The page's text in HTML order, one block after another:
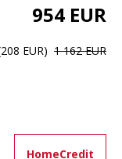
954 EUR
EUR) 1 162 EUR
HomeCredit